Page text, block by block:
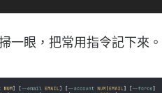
一眼，把常用指令記下來。